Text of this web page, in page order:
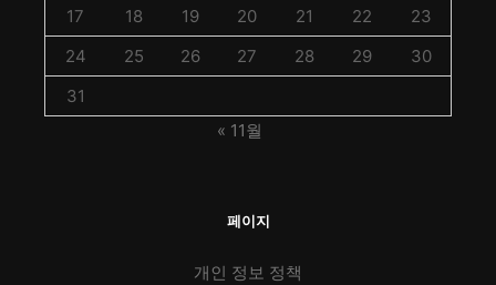
17
18 19 20 21 22
23
24
25 26 27 28 29
30
31
« 11월
페이지
개인 정보 정책